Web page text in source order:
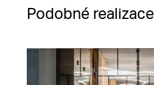
Podobné realizace